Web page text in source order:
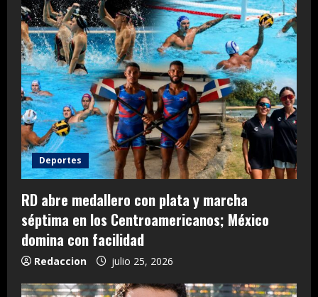
Deportes
RD abre medallero con plata y marcha
séptima en los Centroamericanos; México
domina con facilidad
Redaccion julio 25, 2026